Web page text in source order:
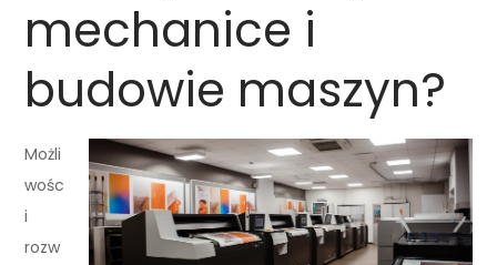
mechanice i
budowie maszyn?
Możli
wośc
i
rozw